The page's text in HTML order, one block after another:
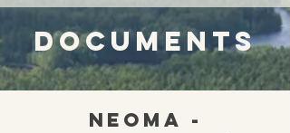
documents
neoma -